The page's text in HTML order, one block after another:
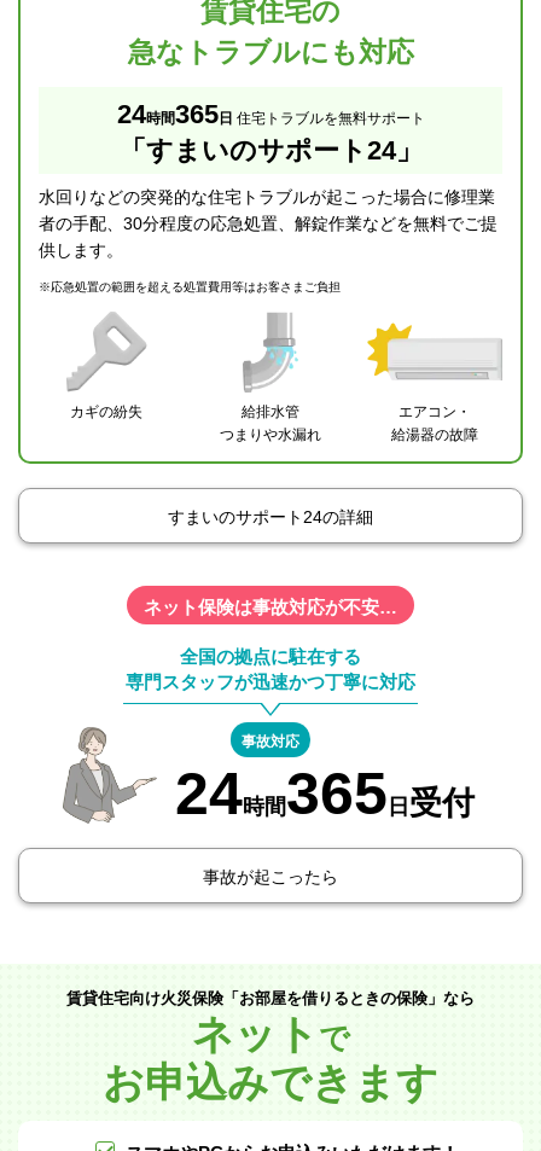
賃貸住宅の
急なトラブルにも対応
24時間365日 住宅トラブルを無料サポート
「すまいのサポート24」
水回りなどの突発的な住宅トラブルが起こった場合に修理業
者の手配、30分程度の応急処置、解錠作業などを無料でご提
供します。
※応急処置の範囲を超える処置費用等はお客さまご負担
カギの紛失
給排水管
つまりや水漏れ
エアコン・
給湯器の故障
すまいのサポート24の詳細
ネット保険は事故対応が不安…
全国の拠点に駐在する
専門スタッフが迅速かつ丁寧に対応
事故対応
24時間365 日 受付
事故が起こったら
賃貸住宅向け火災保険「お部屋を借りるときの保険」なら
ネット で
お申込みできます